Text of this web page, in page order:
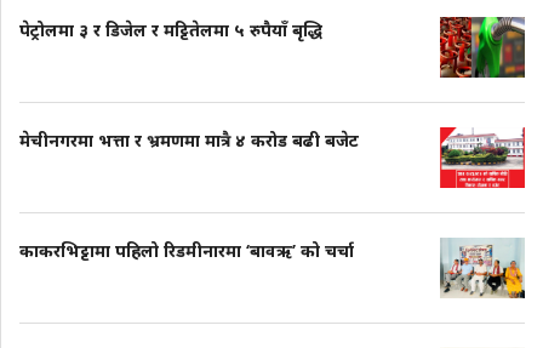
पेट्रोलमा ३ र डिजेल र मट्टितेलमा ५ रुपैयाँ बृद्धि
मेचीनगरमा भत्ता र भ्रमणमा मात्रै ४ करोड बढी बजेट
काकरभिट्टामा पहिलो रिडमीनारमा ‘बावऋ’ को चर्चा